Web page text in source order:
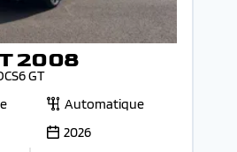
2008
GT
Automatique
2026